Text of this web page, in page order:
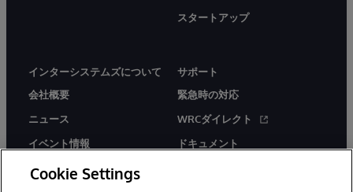
スタートアップ
インターシステムズについて
会社概要
ニュース
イベント情報
採用情報
サポート
緊急時の対応
WRCダイレクト
ドキュメント
Cookie Settings